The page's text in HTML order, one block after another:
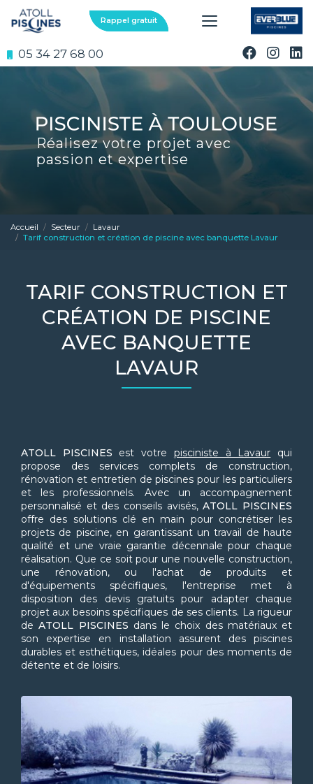
au
contenu
05 34 27 68 00
Rappel gratuit
Réalisez votre projet avec
passion et expertise
Accueil Secteur
Lavaur
Tarif construction et création de piscine avec banquette Lavaur
TARIF CONSTRUCTION ET
CRÉATION DE PISCINE
AVEC BANQUETTE
LAVAUR
ATOLL PISCINES est votre pisciniste à Lavaur qui
propose des services complets de construction,
rénovation et entretien de piscines pour les particuliers
et les professionnels. Avec un accompagnement
personnalisé et des conseils avisés,ATOLL PISCINES
offre des solutions clé en main pour concrétiser les
projets de piscine, en garantissant un travail de haute
qualité et une vraie garantie décennale pour chaque
réalisation. Que ce soit pour une nouvelle construction,
une rénovation, ou l'achat de produits et
d'équipements spécifiques, l'entreprise met à
disposition des devis gratuits pour adapter chaque
projet aux besoins spécifiques de ses clients. La rigueur
deATOLL PISCINES dans le choix des matériaux et
son expertise en installation assurent des piscines
durables et esthétiques, idéales pour des moments de
détente et de loisirs.